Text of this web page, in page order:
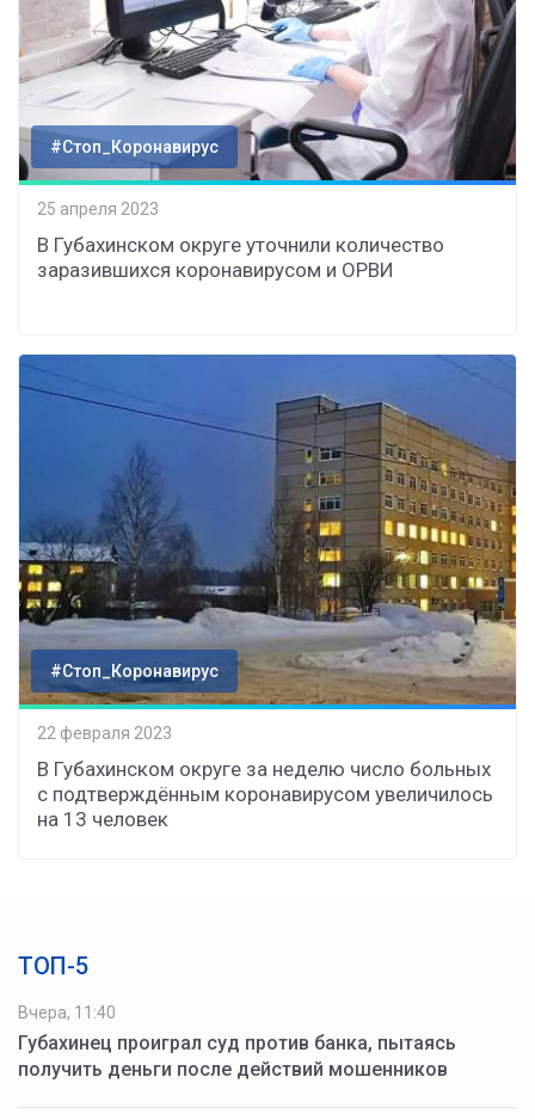
#Стоп_Коронавирус
25 апреля 2023
В Губахинском округе уточнили количество
заразившихся коронавирусом и ОРВИ
#Стоп_Коронавирус
22 февраля 2023
В Губахинском округе за неделю число больных
с подтверждённым коронавирусом увеличилось
на 13 человек
ТОП-5
Вчера, 11:40
Губахинец проиграл суд против банка, пытаясь
получить деньги после действий мошенников